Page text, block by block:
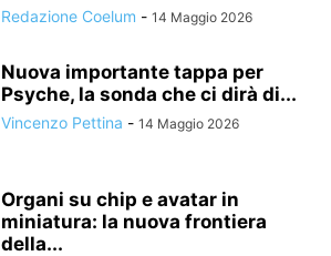
Redazione Coelum - 14 Maggio 2026
Nuova importante tappa per
Psyche, la sonda che ci dirà di...
Vincenzo Pettina - 14 Maggio 2026
Organi su chip e avatar in
miniatura: la nuova frontiera
della...